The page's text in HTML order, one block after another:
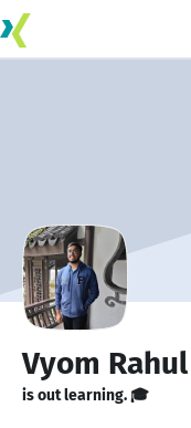
Vyom
is out learning. 🎓